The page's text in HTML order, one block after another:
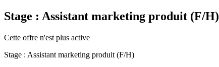
Stage : Assistant marketing produit (F/H)
Cette offre n'est plus active
Stage : Assistant marketing produit (F/H)